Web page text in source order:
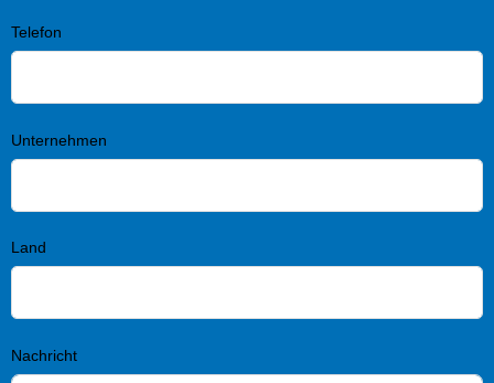
Telefon
Unternehmen
Land
Nachricht